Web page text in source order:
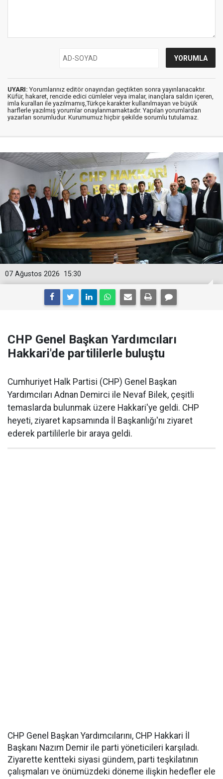
UYARI: Yorumlarınız editör onayından geçtikten sonra yayınlanacaktır.
Küfür, hakaret, rencide edici cümleler veya imalar, inançlara saldırı içeren,
imla kuralları ile yazılmamış,Türkçe karakter kullanılmayan ve büyük
harflerle yazılmış yorumlar onaylanmamaktadır. Yapılan yorumlardan
yazarları sorumludur. Kurumumuz hiçbir şekilde sorumlu tutulamaz.
15:30
07 Ağustos 2026
CHP Genel Başkan Yardımcıları
Hakkari'de partililerle buluştu
Cumhuriyet Halk Partisi (CHP) Genel Başkan
Yardımcıları Adnan Demirci ile Nevaf Bilek, çeşitli
temaslarda bulunmak üzere Hakkari'ye geldi. CHP
heyeti, ziyaret kapsamında İl Başkanlığı'nı ziyaret
ederek partililerle bir araya geldi.
CHP Genel Başkan Yardımcılarını, CHP Hakkari İl
Başkanı Nazım Demir ile parti yöneticileri karşıladı.
Ziyarette kentteki siyasi gündem, parti teşkilatının
çalışmaları ve önümüzdeki döneme ilişkin hedefler ele